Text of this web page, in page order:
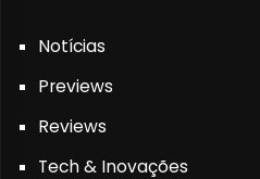
Notícias
Previews
Reviews
Tech & Inovações